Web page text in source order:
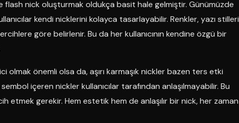
flash nick oluşturmak oldukça basit hale gelmiştir. Günümüzde
kendi nicklerini kolayca tasarlayabilir. Renkler, yazı stilleri
göre belirlenir. Bu da her kullanıcının kendine özgü bir
olmak önemli olsa da, aşırı karmaşık nickler bazen ters etki
içeren nickler kullanıcılar tarafından anlaşılmayabilir. Bu
etmek gerekir. Hem estetik hem de anlaşılır bir nick, her zaman